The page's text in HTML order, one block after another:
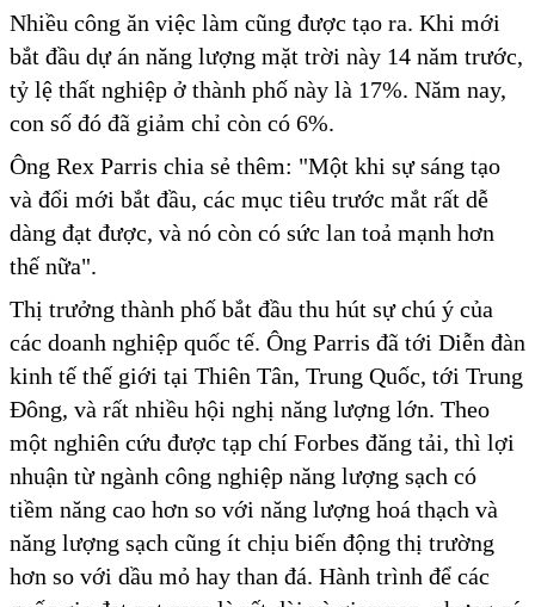
Nhiều công ăn việc làm cũng được tạo ra. Khi mới
bắt đầu dự án năng lượng mặt trời này 14 năm trước,
tỷ lệ thất nghiệp ở thành phố này là 17%. Năm nay,
con số đó đã giảm chỉ còn có 6%.
Ông Rex Parris chia sẻ thêm: "Một khi sự sáng tạo
và đổi mới bắt đầu, các mục tiêu trước mắt rất dễ
dàng đạt được, và nó còn có sức lan toả mạnh hơn
thế nữa".
Thị trưởng thành phố bắt đầu thu hút sự chú ý của
các doanh nghiệp quốc tế. Ông Parris đã tới Diễn đàn
kinh tế thế giới tại Thiên Tân, Trung Quốc, tới Trung
Đông, và rất nhiều hội nghị năng lượng lớn. Theo
một nghiên cứu được tạp chí Forbes đăng tải, thì lợi
nhuận từ ngành công nghiệp năng lượng sạch có
tiềm năng cao hơn so với năng lượng hoá thạch và
năng lượng sạch cũng ít chịu biến động thị trường
hơn so với dầu mỏ hay than đá. Hành trình để các